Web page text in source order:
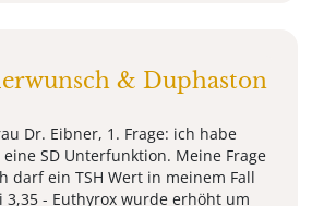
& Duphaston
Dr. Eibner, 1. Frage: ich habe
SD Unterfunktion. Meine Frage
darf ein TSH Wert in meinem Fall
3,35 - Euthyrox wurde erhöht um